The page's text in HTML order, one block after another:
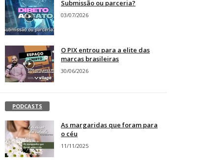
Submissão ou parceria?
03/07/2026
O PIX entrou para a elite das
marcas brasileiras
30/06/2026
PODCASTS
As margaridas que foram para
o céu
11/11/2025